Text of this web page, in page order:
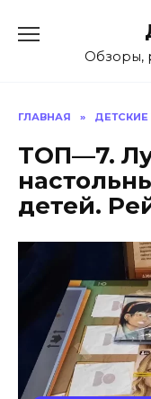
содержаниюОбзоры,
ГЛАВНАЯ »
ТОП—7.
детей.